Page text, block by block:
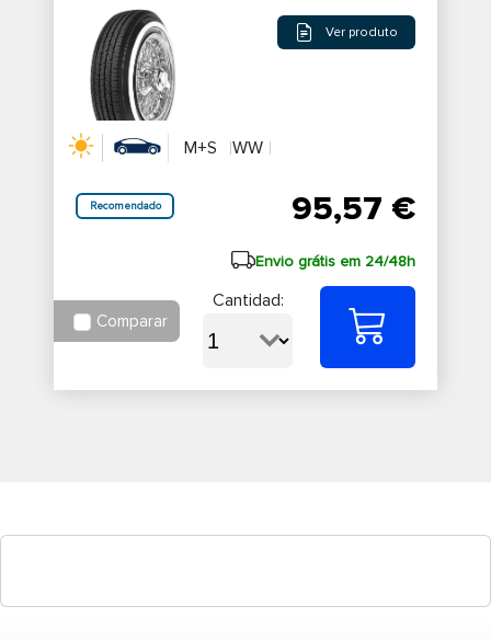
Ver produto
M+S WW
Recomendado 95,57 €
Envio grátis em 24/48h
Comparar
Cantidad: